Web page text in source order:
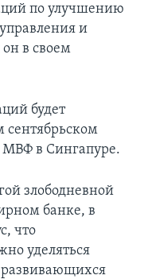
по улучшению
и
в своем
будет
сентябрьском
МВФ в Сингапуре.
злободневной
банке, в
что
уделяться
развивающихся